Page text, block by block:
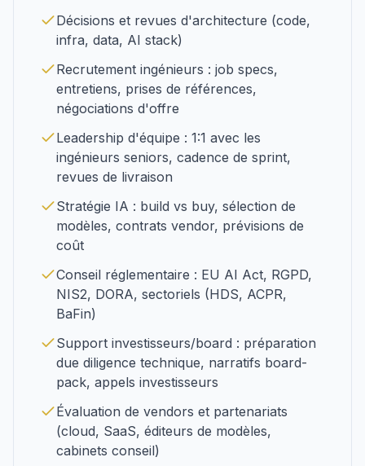
Décisions et revues d'architecture (code,
infra, data, AI stack)
Recrutement ingénieurs : job specs,
entretiens, prises de références,
négociations d'offre
Leadership d'équipe : 1:1 avec les
ingénieurs seniors, cadence de sprint,
revues de livraison
Stratégie IA : build vs buy, sélection de
modèles, contrats vendor, prévisions de
coût
Conseil réglementaire : EU AI Act, RGPD,
NIS2, DORA, sectoriels (HDS, ACPR,
BaFin)
Support investisseurs/board : préparation
due diligence technique, narratifs board-
pack, appels investisseurs
Évaluation de vendors et partenariats
(cloud, SaaS, éditeurs de modèles,
cabinets conseil)